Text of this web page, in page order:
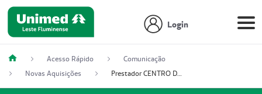
Login
Acesso Rápido
Comunicação
Novas Aquisições
Prestador CENTRO DE ONCOLOGIA